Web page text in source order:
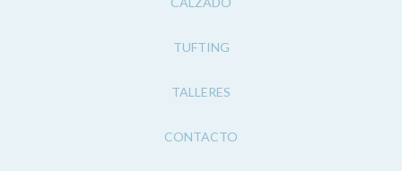
TUFTING
TALLERES
CONTACTO